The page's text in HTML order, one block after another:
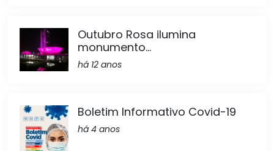
Outubro Rosa ilumina
monumento...
há 12 anos
Boletim Informativo Covid-19
há 4 anos